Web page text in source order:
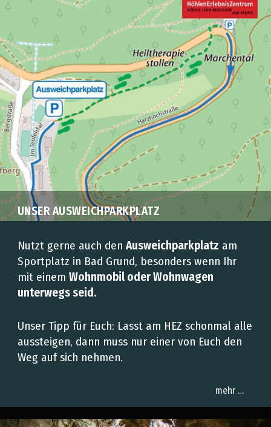
UNSER AUSWEICHPARKPLATZ
Nutzt gerne auch den Ausweichparkplatz am
Sportplatz in Bad Grund, besonders wenn Ihr
mit einem Wohnmobil oder Wohnwagen
unterwegs seid.
Unser Tipp für Euch: Lasst am HEZ schonmal alle
aussteigen, dann muss nur einer von Euch den
Weg auf sich nehmen.
mehr …